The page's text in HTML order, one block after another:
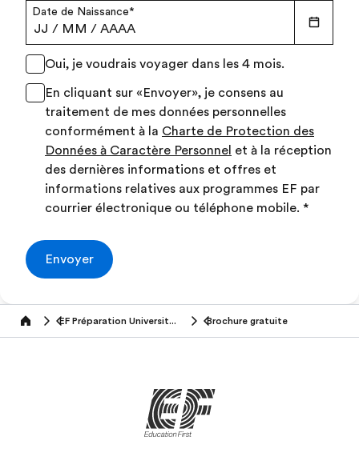
Date de Naissance*
JJ / MM / AAAA
Oui, je voudrais voyager dans les 4 mois.
En cliquant sur «Envoyer», je consens au
traitement de mes données personnelles
conformément à la Charte de Protection des
Données à Caractère Personnel et à la réception
des dernières informations et offres et
informations relatives aux programmes EF par
courrier électronique ou téléphone mobile. *
Envoyer
Home EF Préparation Universitaire à l'Etranger Brochure gratuite